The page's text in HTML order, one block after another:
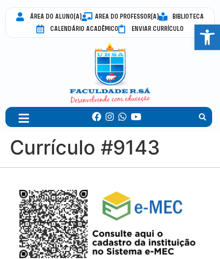
ÁREA DO ALUNO(A) AREA DO PROFESSOR(A)
BIBLIOTECA
CALENDÁRIO ACADÊMICO
ENVIAR CURRÍCULO
Currículo #9143
Abrir